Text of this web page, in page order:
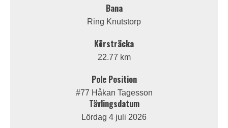
Bana
Ring Knutstorp
Körsträcka
22.77 km
Pole Position
#77 Håkan Tagesson
Tävlingsdatum
Lördag 4 juli 2026